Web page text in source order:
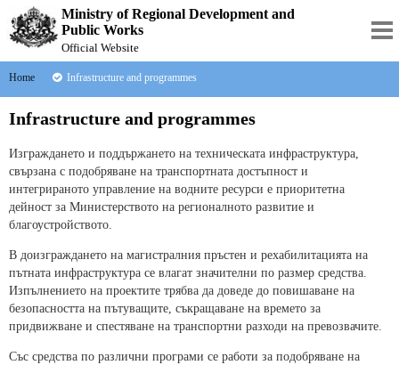
Ministry of Regional Development and
Public Works
Official Website
Home Infrastructure and programmes
Infrastructure and programmes
Изграждането и поддържането на техническата инфраструктура,
свързана с подобряване на транспортната достъпност и
интегрираното управление на водните ресурси е приоритетна
дейност за Министерството на регионалното развитие и
благоустройството.
В доизграждането на магистралния пръстен и рехабилитацията на
пътната инфраструктура се влагат значителни по размер средства.
Изпълнението на проектите трябва да доведе до повишаване на
безопасността на пътуващите, съкращаване на времето за
придвижване и спестяване на транспортни разходи на превозвачите.
Със средства по различни програми се работи за подобряване на